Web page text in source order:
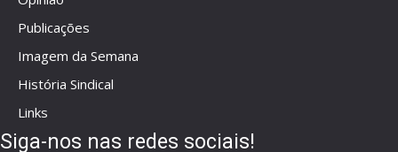
Publicações
Imagem da Semana
História Sindical
Links
Siga-nos nas redes sociais!